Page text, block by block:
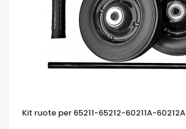
Kit ruote per 65211-65212-60211A-60212A